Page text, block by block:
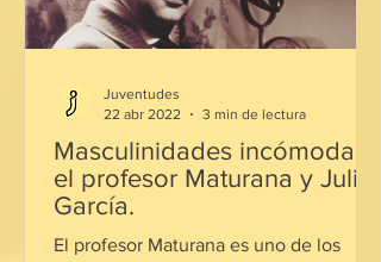
Masculinidades incómodas:
el profesor Maturana y Julito
García.
El profesor Maturana es uno de los
Juventudes
22 abr 2022
3 min de lectura